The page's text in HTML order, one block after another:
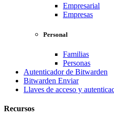
Empresarial
Empresas
Personal
Familias
Personas
Autenticador de Bitwarden
Bitwarden Enviar
Llaves de acceso y
Recursos